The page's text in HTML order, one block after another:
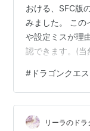
おける、SFC版
みました。 この
や設定ミスが理
認できます。(当
王子にせかいじ
ウントされず、
記のようにせか
り拾うことがで
# ドラゴンクエ
リーラのド